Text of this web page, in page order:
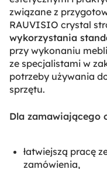
związane z
RAUVISIO crystal
wykorzystania
przy wykonaniu
ze specjalistami w
potrzeby używania
sprzętu.
Dla zamawiającego
łatwiejszą pracę
zamówienia,